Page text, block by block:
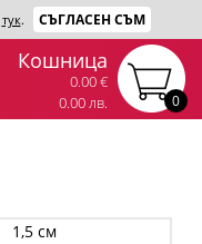
тук. СЪГЛАСЕН СЪМ
0
Кошница
0.00 €
0.00 лв.
1,5 см